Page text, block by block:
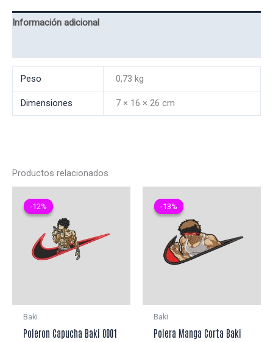
1001
Información adicional
Peso 0,73 kg
Dimensiones 7 × 16 × 26 cm
Productos relacionados
-12%
-12%
Baki
Poleron Capucha Baki 0001
-13%
-13%
Baki
Polera Manga Corta Baki